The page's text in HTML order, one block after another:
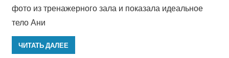
фото из тренажерного зала и показала идеальное
тело Ани
ЧИТАТЬ ДАЛЕЕ